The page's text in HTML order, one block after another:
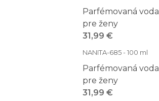
Parfémovaná voda
pre ženy
31,99 €
NANITA-685 - 100 ml
Parfémovaná voda
pre ženy
31,99 €